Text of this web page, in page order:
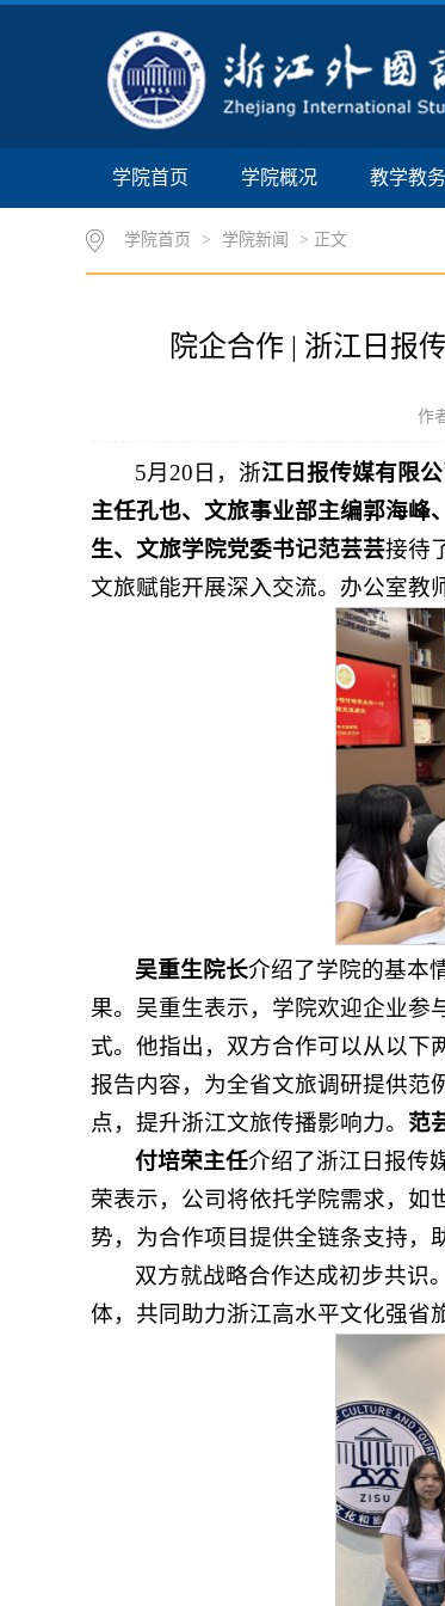
学院首页 学院概况 教学教务
学院首页 > 学院新闻 > 正文
院企合作 | 浙江日报
作
5月20日，浙江日报传媒有限
主任孔也、文旅事业部主编郭海峰
生、文旅学院党委书记范芸芸接待
文旅赋能开展深入交流。办公室教
吴重生院长介绍了学院的基本
果。吴重生表示，学院欢迎企业参
式。他指出，双方合作可以从以下
报告内容，为全省文旅调研提供范
点，提升浙江文旅传播影响力。 范
付培荣主任介绍了浙江日报传
荣表示，公司将依托学院需求，如
势，为合作项目提供全链条支持，
双方就战略合作达成初步共识
体，共同助力浙江高水平文化强省